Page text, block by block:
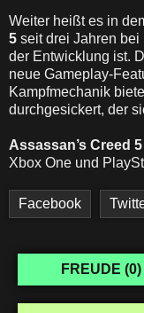
Weiter heißt es in
5 seit drei Jahren bei
der Entwicklung ist.
neue Gameplay-
Kampfmechanik
durchgesickert, der
Assassan’s Creed 5
Xbox One und
Facebook
FREUDE (0)